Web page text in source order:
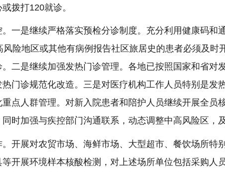
拨打120就诊。
一是继续严格落实预检分诊制度。充分利用健康码和
险地区或其他有病例报告社区旅居史的患者必须及
二是继续加强发热门诊管理。各地已按照国家和省
门诊规范化改造。三是对医疗机构工作人员特别是发
点人群管理。对新入院患者和陪护人员继续开展全员
时加强与疾控部门沟通联系，动态调整中高风险区，
开展对农贸市场、海鲜市场、大型超市、餐饮场所特
开展环境样本核酸检测，对上述场所单位包括采购人